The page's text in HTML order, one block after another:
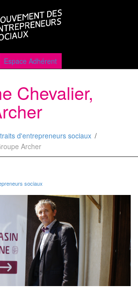
Espace Adhérent
Chevalier,
d'entrepreneurs sociaux
Archer
sociaux